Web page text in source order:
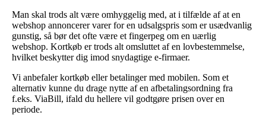
Man skal trods alt være omhyggelig med, at i tilfælde af at en
webshop annoncerer varer for en udsalgspris som er usædvanlig
gunstig, så bør det ofte være et fingerpeg om en uærlig
webshop. Kortkøb er trods alt omsluttet af en lovbestemmelse,
hvilket beskytter dig imod snydagtige e-firmaer.
Vi anbefaler kortkøb eller betalinger med mobilen. Som et
alternativ kunne du drage nytte af en afbetalingsordning fra
f.eks. ViaBill, ifald du hellere vil godtgøre prisen over en
periode.